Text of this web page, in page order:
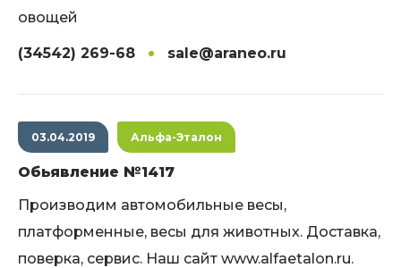
овощей
(34542) 269-68 sale@araneo.ru
03.04.2019 Альфа-Эталон
Обьявление №1417
Производим автомобильные весы,
платформенные, весы для животных. Доставка,
поверка, сервис. Наш сайт www.alfaetalon.ru.